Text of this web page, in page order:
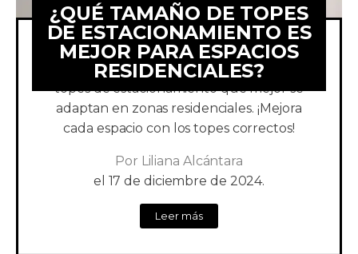
¿QUÉ TAMAÑO DE TOPES
DE ESTACIONAMIENTO ES
MEJOR PARA ESPACIOS
RESIDENCIALES?
Conoce cuáles son las medidas de los
topes de estacionamiento que mejor se
adaptan en zonas residenciales. ¡Mejora
cada espacio con los topes correctos!
Por Liliana Alcántara
el 17 de diciembre de 2024.
Leer más